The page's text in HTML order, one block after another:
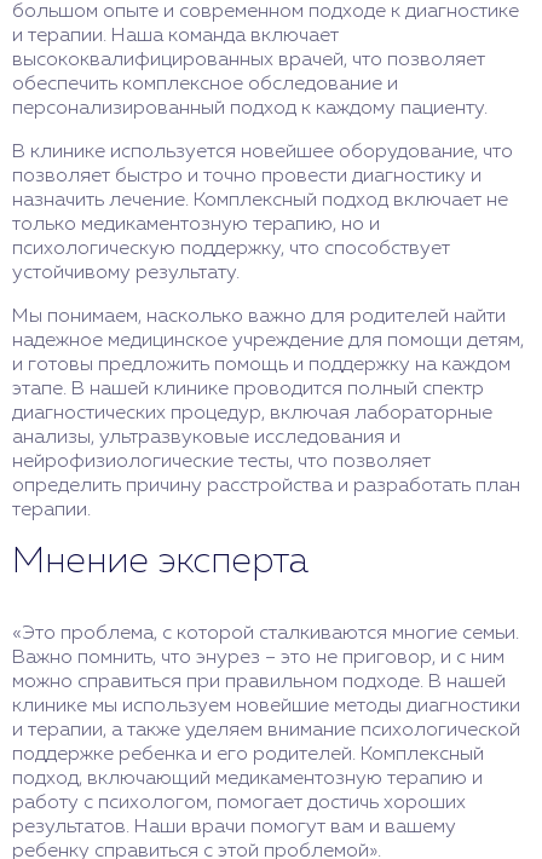
большом опыте и современном подходе к диагностике
и терапии. Наша команда включает
высококвалифицированных врачей, что позволяет
обеспечить комплексное обследование и
персонализированный подход к каждому пациенту.
В клинике используется новейшее оборудование, что
позволяет быстро и точно провести диагностику и
назначить лечение. Комплексный подход включает не
только медикаментозную терапию, но и
психологическую поддержку, что способствует
устойчивому результату.
Мы понимаем, насколько важно для родителей найти
надежное медицинское учреждение для помощи детям,
и готовы предложить помощь и поддержку на каждом
этапе. В нашей клинике проводится полный спектр
диагностических процедур, включая лабораторные
анализы, ультразвуковые исследования и
нейрофизиологические тесты, что позволяет
определить причину расстройства и разработать план
терапии.
Мнение эксперта
«Это проблема, с которой сталкиваются многие семьи.
Важно помнить, что энурез – это не приговор, и с ним
можно справиться при правильном подходе. В нашей
клинике мы используем новейшие методы диагностики
и терапии, а также уделяем внимание психологической
поддержке ребенка и его родителей. Комплексный
подход, включающий медикаментозную терапию и
работу с психологом, помогает достичь хороших
результатов. Наши врачи помогут вам и вашему
ребенку справиться с этой проблемой».